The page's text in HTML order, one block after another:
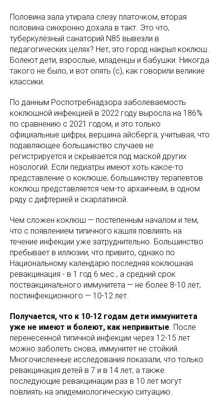
Половина зала утирала слезу платочком, вторая
половина синхронно дохала в такт. Это что,
туберкулёзный санаторий N85 вывезли в
педагогических целях? Нет, это город накрыл коклюш.
Болеют дети, взрослые, младенцы и бабушки. Никогда
такого не было, и вот опять (с), как говорили великие
классики.
По данным Роспотребнадзора заболеваемость
коклюшной инфекцией в 2022 году выросла на 186%
по сравнению с 2021 годом, и это только
официальные цифры, вершина айсберга, учитывая, что
подавляющее большинство случаев не
регистрируется и скрывается под маской других
нозологий. Если педиатры имеют хоть какое-то
представление о коклюше, большинству терапевтов
коклюш представляется чем-то архаичным, в одном
ряду с дифтерией и скарлатиной.
Чем сложен коклюш — постепенным началом и тем,
что с появлением типичного кашля повлиять на
течение инфекции уже затруднительно. Большинство
пребывает в иллюзии, что привито, однако по
Национальному календарю последняя коклюшная
ревакцинация - в 1 год 6 мес., а средний срок
поствакцинального иммунитета — не более 8-10 лет,
постинфекционного — 10-12 лет.
Получается, что к 10-12 годам дети иммунитета
уже не имеют и болеют, как непривитые. После
перенесенной типичной инфекции через 12-15 лет
можно заболеть снова, иммунитет не стойкий.
Многочисленные исследования показали, что только
ревакцинация детей в 7 и в 14 лет, а также
последующие ревакцинации раз в 10 лет могут
повлиять на эпидемиологическую ситуацию.